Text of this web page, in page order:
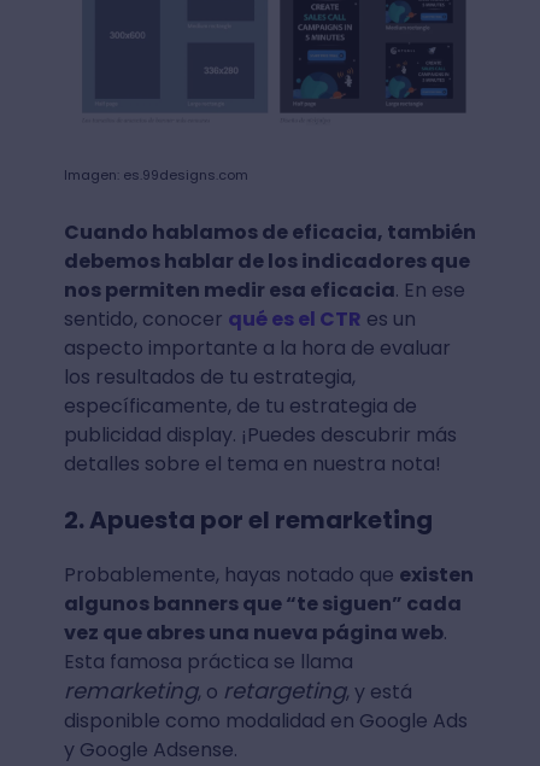
Imagen: es.99designs.com
Cuando hablamos de eficacia, también
debemos hablar de los indicadores que
nos permiten medir esa eficacia. En ese
sentido, conocer qué es el CTR es un
aspecto importante a la hora de evaluar
los resultados de tu estrategia,
específicamente, de tu estrategia de
publicidad display. ¡Puedes descubrir más
detalles sobre el tema en nuestra nota!
2. Apuesta por el remarketing
Probablemente, hayas notado que existen
algunos banners que “te siguen” cada
vez que abres una nueva página web.
Esta famosa práctica se llama
remarketing, o retargeting, y está
disponible como modalidad en Google Ads
y Google Adsense.